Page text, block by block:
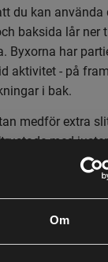
Om
du kan
baksida lår ner
Byxorna har
aktivitet - på
i bak.
medför extra
med
med
Hybrid